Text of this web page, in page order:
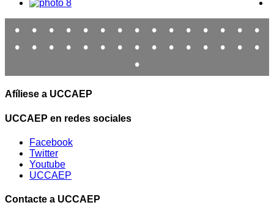
• • • • • • • • • • • • • •
•
•
• • • • • • • • • • • • •
•
•
Afíliese a UCCAEP
UCCAEP en redes sociales
Facebook
Twitter
Youtube
UCCAEP
Contacte a UCCAEP